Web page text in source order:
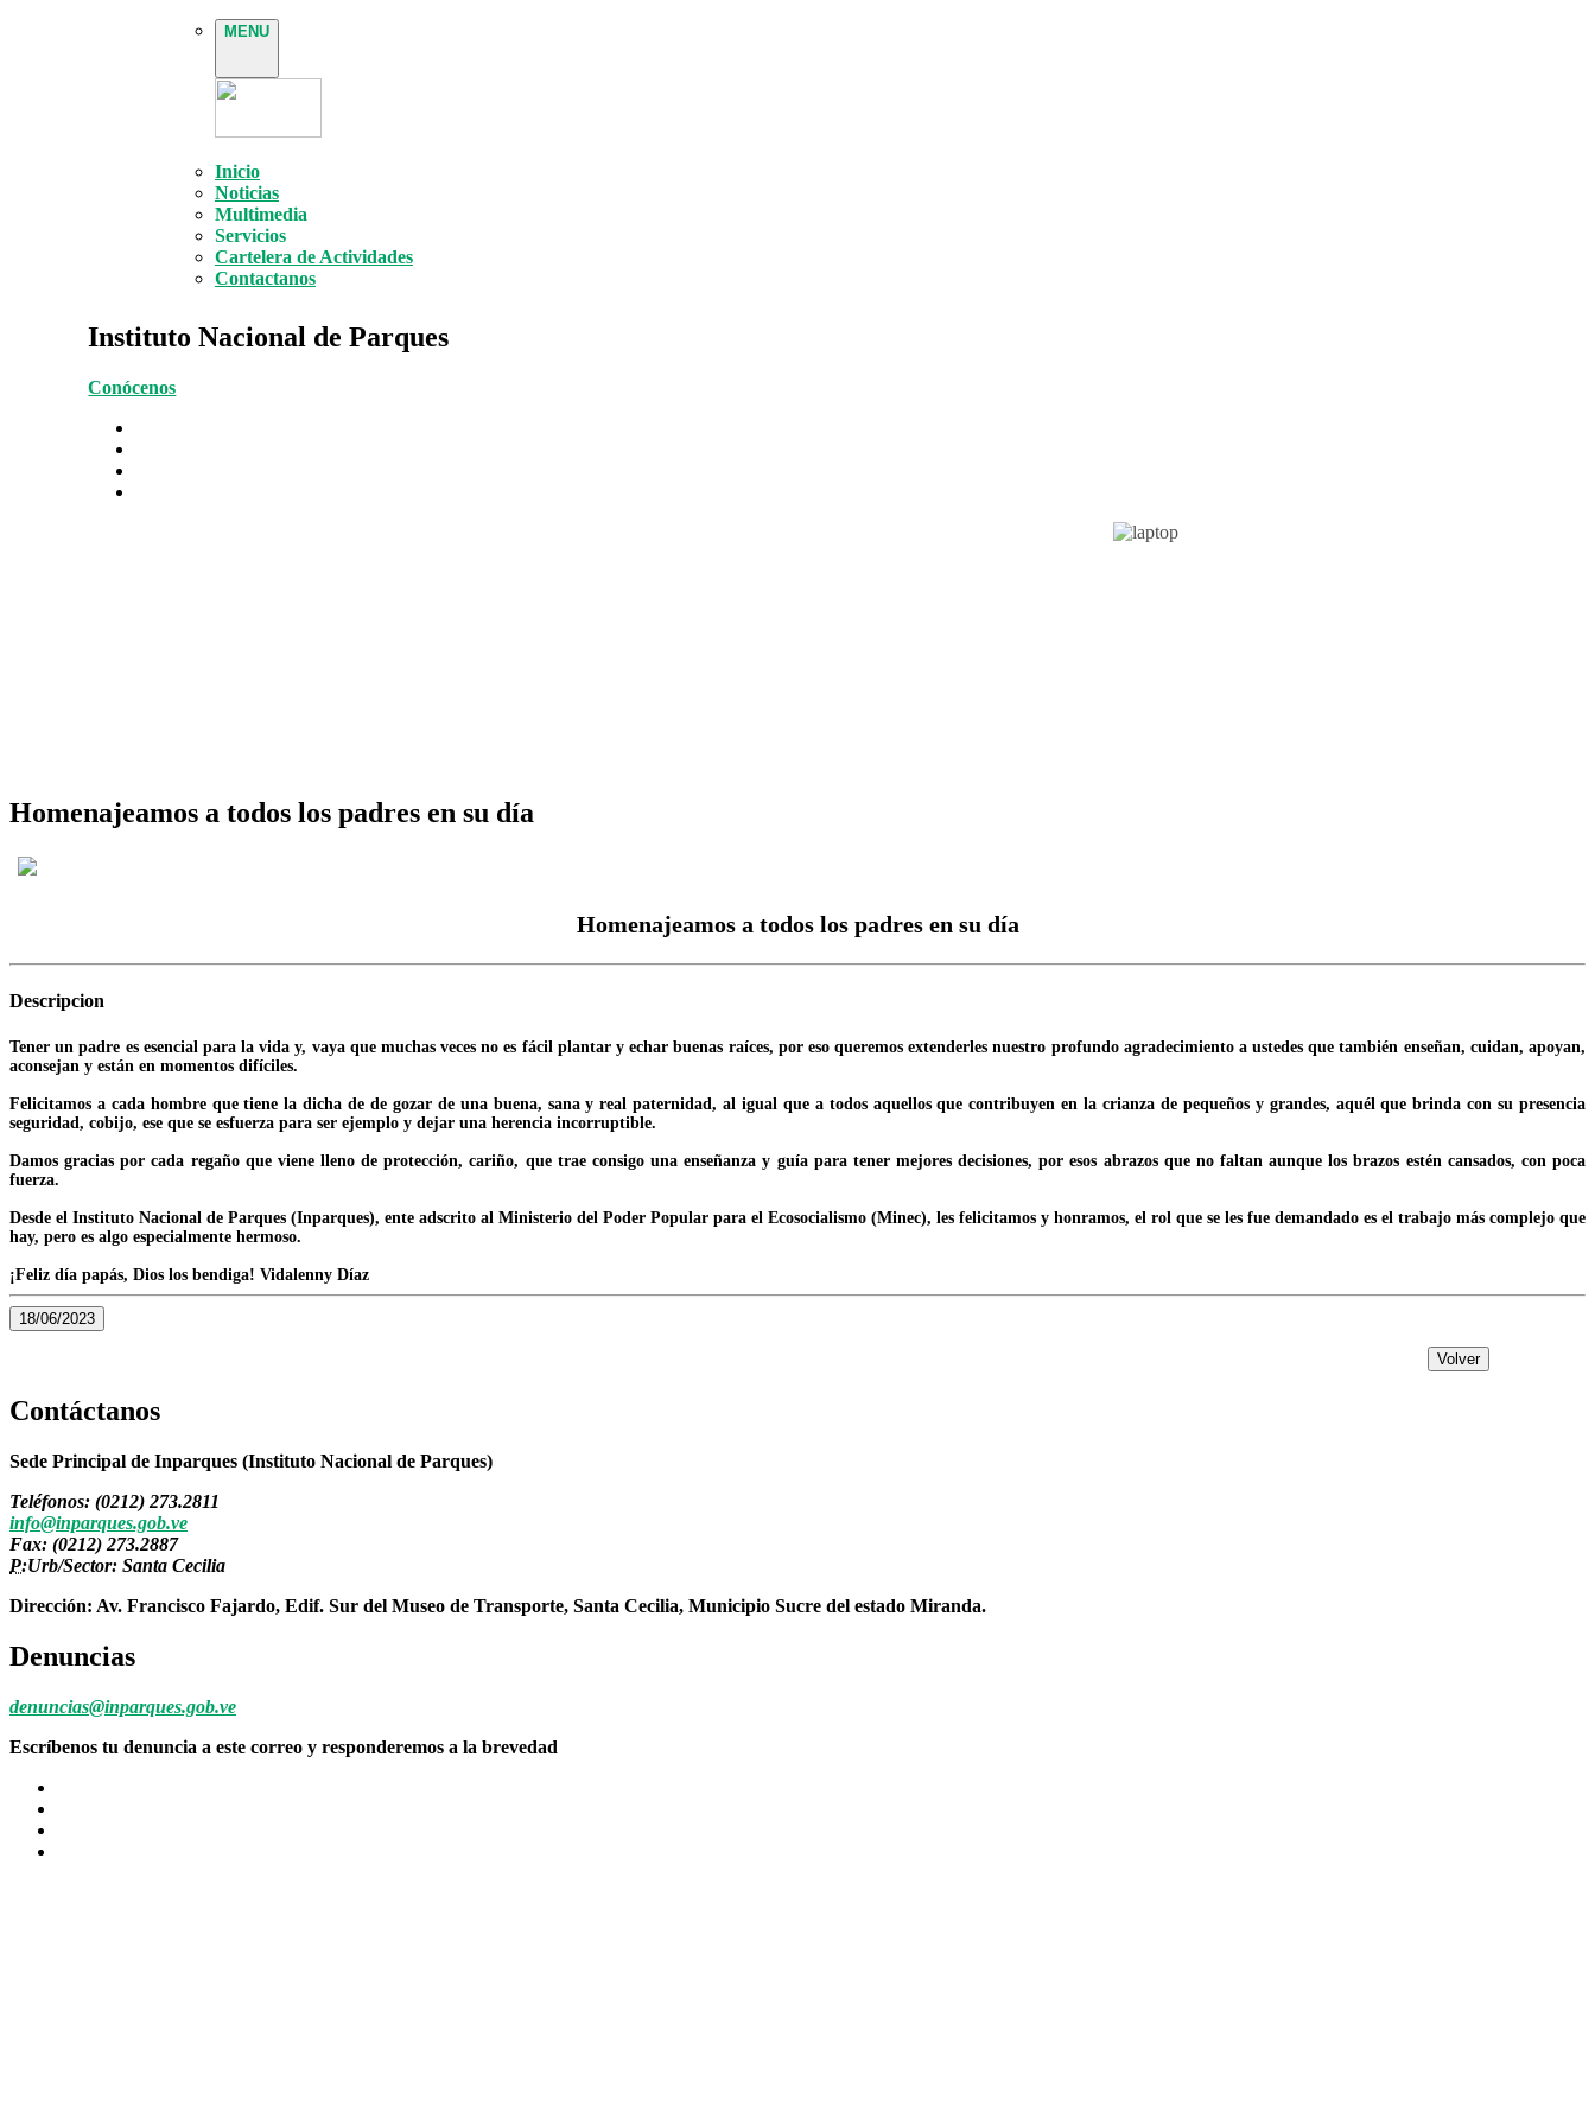
MENU
Inicio
Noticias
Multimedia
Servicios
Cartelera de Actividades
Contactanos
Instituto Nacional de Parques
Conócenos
Homenajeamos a todos los padres en su día
Homenajeamos a todos los padres en su día
Descripcion
Tener un padre es esencial para la vida y, vaya que muchas veces no es fácil plantar y echar buenas raíces, por eso queremos extenderles nuestro profundo agradecimiento a ustedes que también enseñan, cuidan, apoyan,
aconsejan y están en momentos difíciles.
Felicitamos a cada hombre que tiene la dicha de de gozar de una buena, sana y real paternidad, al igual que a todos aquellos que contribuyen en la crianza de pequeños y grandes, aquél que brinda con su presencia
seguridad, cobijo, ese que se esfuerza para ser ejemplo y dejar una herencia incorruptible.
Damos gracias por cada regaño que viene lleno de protección, cariño, que trae consigo una enseñanza y guía para tener mejores decisiones, por esos abrazos que no faltan aunque los brazos estén cansados, con poca
fuerza.
Desde el Instituto Nacional de Parques (Inparques), ente adscrito al Ministerio del Poder Popular para el Ecosocialismo (Minec), les felicitamos y honramos, el rol que se les fue demandado es el trabajo más complejo que
hay, pero es algo especialmente hermoso.
¡Feliz día papás, Dios los bendiga! Vidalenny Díaz
18/06/2023
Volver
Contáctanos
Sede Principal de Inparques (Instituto Nacional de Parques)
Teléfonos: (0212) 273.2811
info@inparques.gob.ve
Fax: (0212) 273.2887
P:Urb/Sector: Santa Cecilia
Dirección: Av. Francisco Fajardo, Edif. Sur del Museo de Transporte, Santa Cecilia, Municipio Sucre del estado Miranda.
Denuncias
denuncias@inparques.gob.ve
Escríbenos tu denuncia a este correo y responderemos a la brevedad